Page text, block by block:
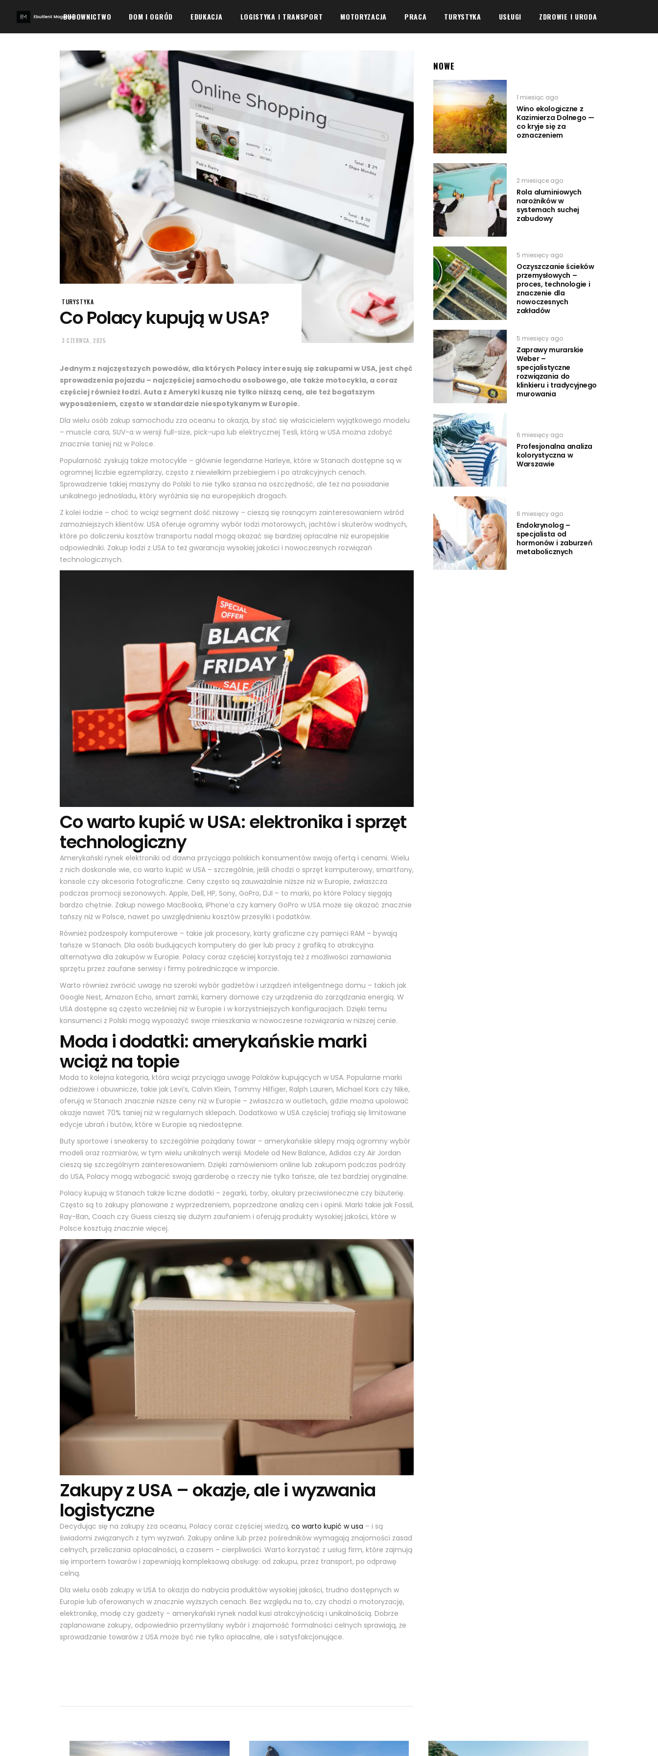
BUDOWNICTWO DOM I OGRÓD EDUKACJA LOGISTYKA I TRANSPORT MOTORYZACJA PRACA TURYSTYKA USŁUGI ZDROWIE I URODA
TURYSTYKA
Co Polacy kupują w USA?
3 CZERWCA, 2025
Jednym z najczęstszych powodów, dla których Polacy interesują się zakupami w USA, jest chęć
sprowadzenia pojazdu – najczęściej samochodu osobowego, ale także motocykla, a coraz
częściej również łodzi. Auta z Ameryki kuszą nie tylko niższą ceną, ale też bogatszym
wyposażeniem, często w standardzie niespotykanym w Europie.
Dla wielu osób zakup samochodu zza oceanu to okazja, by stać się właścicielem wyjątkowego modelu
– muscle cara, SUV-a w wersji full-size, pick-upa lub elektrycznej Tesli, którą w USA można zdobyć
znacznie taniej niż w Polsce.
Popularność zyskują także motocykle – głównie legendarne Harleye, które w Stanach dostępne są w
ogromnej liczbie egzemplarzy, często z niewielkim przebiegiem i po atrakcyjnych cenach.
Sprowadzenie takiej maszyny do Polski to nie tylko szansa na oszczędność, ale też na posiadanie
unikalnego jednośladu, który wyróżnia się na europejskich drogach.
Z kolei łodzie – choć to wciąż segment dość niszowy – cieszą się rosnącym zainteresowaniem wśród
zamożniejszych klientów. USA oferuje ogromny wybór łodzi motorowych, jachtów i skuterów wodnych,
które po doliczeniu kosztów transportu nadal mogą okazać się bardziej opłacalne niż europejskie
odpowiedniki. Zakup łodzi z USA to też gwarancja wysokiej jakości i nowoczesnych rozwiązań
technologicznych.
Co warto kupić w USA: elektronika i sprzęt
technologiczny
Amerykański rynek elektroniki od dawna przyciąga polskich konsumentów swoją ofertą i cenami. Wielu
z nich doskonale wie, co warto kupić w USA – szczególnie, jeśli chodzi o sprzęt komputerowy, smartfony,
konsole czy akcesoria fotograficzne. Ceny często są zauważalnie niższe niż w Europie, zwłaszcza
podczas promocji sezonowych. Apple, Dell, HP, Sony, GoPro, DJI – to marki, po które Polacy sięgają
bardzo chętnie. Zakup nowego MacBooka, iPhone’a czy kamery GoPro w USA może się okazać znacznie
tańszy niż w Polsce, nawet po uwzględnieniu kosztów przesyłki i podatków.
Również podzespoły komputerowe – takie jak procesory, karty graficzne czy pamięci RAM – bywają
tańsze w Stanach. Dla osób budujących komputery do gier lub pracy z grafiką to atrakcyjna
alternatywa dla zakupów w Europie. Polacy coraz częściej korzystają też z możliwości zamawiania
sprzętu przez zaufane serwisy i firmy pośredniczące w imporcie.
Warto również zwrócić uwagę na szeroki wybór gadżetów i urządzeń inteligentnego domu – takich jak
Google Nest, Amazon Echo, smart zamki, kamery domowe czy urządzenia do zarządzania energią. W
USA dostępne są często wcześniej niż w Europie i w korzystniejszych konfiguracjach. Dzięki temu
konsumenci z Polski mogą wyposażyć swoje mieszkania w nowoczesne rozwiązania w niższej cenie.
Moda i dodatki: amerykańskie marki
wciąż na topie
Moda to kolejna kategoria, która wciąż przyciąga uwagę Polaków kupujących w USA. Popularne marki
odzieżowe i obuwnicze, takie jak Levi’s, Calvin Klein, Tommy Hilfiger, Ralph Lauren, Michael Kors czy Nike,
oferują w Stanach znacznie niższe ceny niż w Europie – zwłaszcza w outletach, gdzie można upolować
okazje nawet 70% taniej niż w regularnych sklepach. Dodatkowo w USA częściej trafiają się limitowane
edycje ubrań i butów, które w Europie są niedostępne.
Buty sportowe i sneakersy to szczególnie pożądany towar – amerykańskie sklepy mają ogromny wybór
modeli oraz rozmiarów, w tym wielu unikalnych wersji. Modele od New Balance, Adidas czy Air Jordan
cieszą się szczególnym zainteresowaniem. Dzięki zamówieniom online lub zakupom podczas podróży
do USA, Polacy mogą wzbogacić swoją garderobę o rzeczy nie tylko tańsze, ale też bardziej oryginalne.
Polacy kupują w Stanach także liczne dodatki – zegarki, torby, okulary przeciwsłoneczne czy biżuterię.
Często są to zakupy planowane z wyprzedzeniem, poprzedzone analizą cen i opinii. Marki takie jak Fossil,
Ray-Ban, Coach czy Guess cieszą się dużym zaufaniem i oferują produkty wysokiej jakości, które w
Polsce kosztują znacznie więcej.
Zakupy z USA – okazje, ale i wyzwania
logistyczne
Decydując się na zakupy zza oceanu, Polacy coraz częściej wiedzą, co warto kupić w usa – i są
świadomi związanych z tym wyzwań. Zakupy online lub przez pośredników wymagają znajomości zasad
celnych, przeliczania opłacalności, a czasem – cierpliwości. Warto korzystać z usług firm, które zajmują
się importem towarów i zapewniają kompleksową obsługę: od zakupu, przez transport, po odprawę
celną.
Dla wielu osób zakupy w USA to okazja do nabycia produktów wysokiej jakości, trudno dostępnych w
Europie lub oferowanych w znacznie wyższych cenach. Bez względu na to, czy chodzi o motoryzację,
elektronikę, modę czy gadżety – amerykański rynek nadal kusi atrakcyjnością i unikalnością. Dobrze
zaplanowane zakupy, odpowiednio przemyślany wybór i znajomość formalności celnych sprawiają, że
sprowadzanie towarów z USA może być nie tylko opłacalne, ale i satysfakcjonujące.
NOWE
1 miesiąc ago
Wino ekologiczne z
Kazimierza Dolnego —
co kryje się za
oznaczeniem
2 miesiące ago
Rola aluminiowych
narożników w
systemach suchej
zabudowy
5 miesięcy ago
Oczyszczanie ścieków
przemysłowych –
proces, technologie i
znaczenie dla
nowoczesnych
zakładów
5 miesięcy ago
Zaprawy murarskie
Weber –
specjalistyczne
rozwiązania do
klinkieru i tradycyjnego
murowania
6 miesięcy ago
Profesjonalna analiza
kolorystyczna w
Warszawie
6 miesięcy ago
Endokrynolog –
specjalista od
hormonów i zaburzeń
metabolicznych